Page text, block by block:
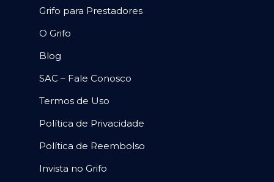
Grifo para Prestadores
O Grifo
Blog
SAC – Fale Conosco
Termos de Uso
Política de Privacidade
Política de Reembolso
Invista no Grifo